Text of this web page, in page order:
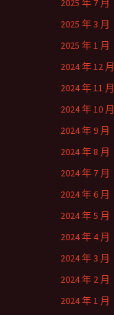
2025 年 7 月
2025 年 3 月
2025 年 1 月
2024 年 12 月
2024 年 11 月
2024 年 10 月
2024 年 9 月
2024 年 8 月
2024 年 7 月
2024 年 6 月
2024 年 5 月
2024 年 4 月
2024 年 3 月
2024 年 2 月
2024 年 1 月